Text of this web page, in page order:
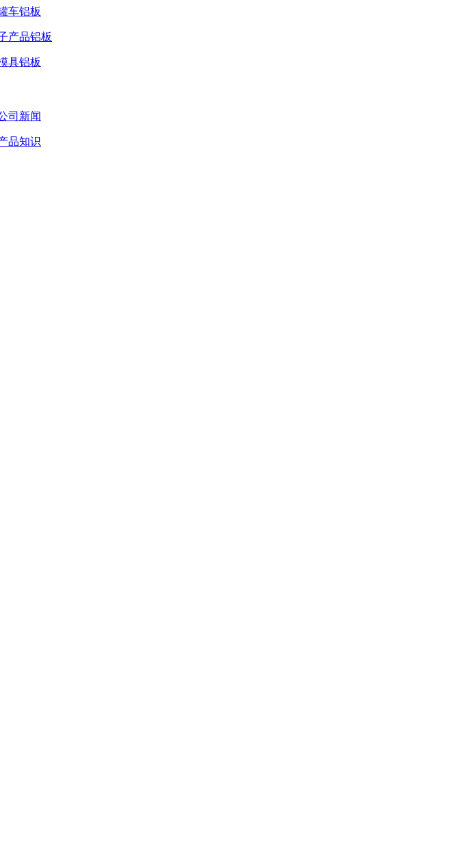
车铝板
产品铝板
具铝板
司新闻
品知识